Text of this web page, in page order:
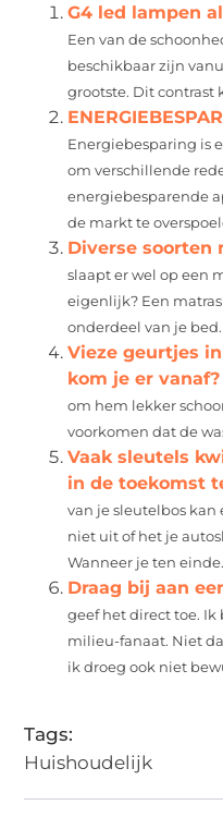
G4 led lampen
Een van de
beschikbaar zijn
grootste. Dit contrast
Energiebesparing is
om verschillende
energiebesparende
de markt te
Diverse soorten
slaapt er wel op een
eigenlijk? Een
onderdeel van je bed.
Vieze geurtjes
kom je er vanaf?
om hem lekker
voorkomen dat de
Vaak sleutels
in de toekomst
van je sleutelbos
niet uit of het je
Wanneer je ten
Draag bij aan
geef het direct toe.
milieu-fanaat. Niet
ik droeg ook niet
Tags:
Huishoudelijk